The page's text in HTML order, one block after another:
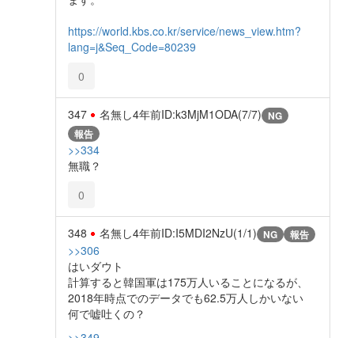
https://world.kbs.co.kr/service/news_view.htm?
lang=j&Seq_Code=80239
0
347 名無し4年前ID:k3MjM1ODA(7/7) NG
報告
>>334
無職？
0
348 名無し4年前ID:I5MDI2NzU(1/1) NG 報告
>>306
はいダウト
計算すると韓国軍は175万人いることになるが、
2018年時点でのデータでも62.5万人しかいない
何で嘘吐くの？